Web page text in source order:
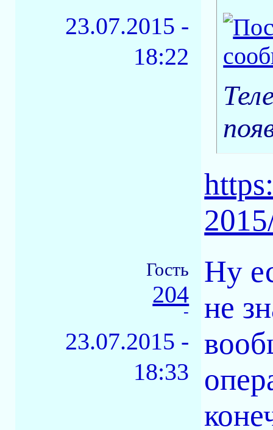
23.07.2015 -
18:22
Гость
204
-
23.07.2015 -
18:33
Ну
не